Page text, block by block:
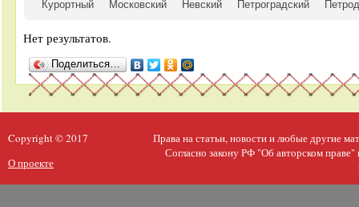
Курортный
Московский Невский Петроградский
Нет результатов.
Поделиться…
Copyright © 2017
О проекте
Права на статьи, новости и любые другие
Согласно закону РФ "Об авторском